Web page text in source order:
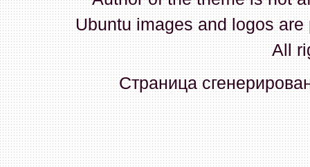
03 Января 2026, 15:16:01
MIKHAIL_B:КАК ПРОШИТЬ
03 Января 2026, 13:14:49
vvm:На сайте okassa.info
30 Декабря 2025, 21:46:39
Ubuntu images and logos
All
Страница